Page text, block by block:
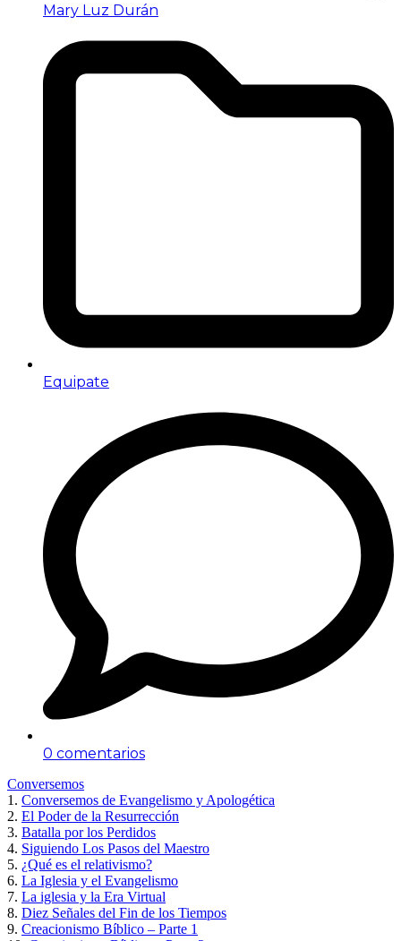
Mary Luz Durán
Equipate
0 comentarios
Conversemos
1. Conversemos de Evangelismo y Apologética
2. El Poder de la Resurrección
3. Batalla por los Perdidos
4. Siguiendo Los Pasos del Maestro
5. ¿Qué es el relativismo?
6. La Iglesia y el Evangelismo
7. La iglesia y la Era Virtual
8. Diez Señales del Fin de los Tiempos
9. Creacionismo Bíblico – Parte 1